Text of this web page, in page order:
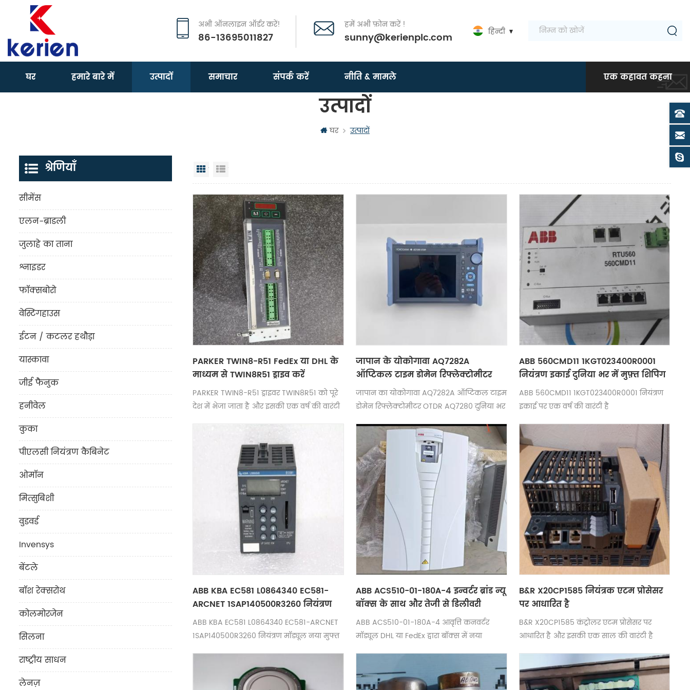
हिन्दी
अभी ऑनलाइन ऑर्डर करें!
86-13695011827
हमें अभी फ़ोन करें !
sunny@kerienplc.com
घर हमारे बारे में उत्पादों समाचार संपर्क करें नीति & मामले एक कहावत कहना
उत्पादों
घर उत्पादों
जालक दृश्यसूची दृश्य
PARKER TWIN8-R51 FedEx या DHL के
माध्यम से TWIN8R51 ड्राइव करें
PARKER TWIN8-R51 ड्राइवर TWIN8R51 को पूरे
देश में भेजा जाता है और इसकी एक वर्ष की वारंटी
जापान के योकोगावा AQ7282A
ऑप्टिकल टाइम डोमेन रिफ्लेक्टोमीटर
OTDR AQ7280 पर एक वर्ष की वारंटी है।
जापान का योकोगावा AQ7282A ऑप्टिकल टाइम
डोमेन रिफ्लेक्टोमीटर OTDR AQ7280 दुनिया भर
ABB 560CMD11 1KGT023400R0001
नियंत्रण इकाई दुनिया भर में मुफ़्त शिपिंग
ABB 560CMD11 1KGT023400R0001 नियंत्रण
इकाई पर एक वर्ष की वारंटी है
ABB KBA EC581 L0864340 EC581-
ARCNET 1SAP140500R3260 नियंत्रण
मॉड्यूल पर एक वर्ष की वारंटी है
ABB KBA EC581 L0864340 EC581-ARCNET
1SAP140500R3260 नियंत्रण मॉड्यूल नया मुफ्त
ABB ACS510-01-180A-4 इन्वर्टर ब्रांड न्यू
बॉक्स के साथ और तेजी से डिलीवरी
ABB ACS510-01-180A-4 आवृत्ति कनवर्टर
मॉड्यूल DHL या FedEx द्वारा बॉक्स में नया
B&R X20CP1585 नियंत्रक एटम प्रोसेसर
पर आधारित है
B&R X20CP1585 कंट्रोलर एटम प्रोसेसर पर
आधारित है और इसकी एक साल की वारंटी है
श्रेणियाँ
सीमेंस
एलन-ब्राडली
जुलाहे का ताना
श्नाइडर
फॉक्सबोरो
वेस्टिंगहाउस
ईटन / कटलर हथौड़ा
यास्कावा
जीई फैनुक
हनीवेल
कुका
पीएलसी नियंत्रण कैबिनेट
ओमॉन
मित्सुबिशी
वुडवर्ड
Invensys
बेंटले
बॉश रेक्सरोथ
कोलमोरजेन
सिलना
राष्ट्रीय साधन
लेनज़